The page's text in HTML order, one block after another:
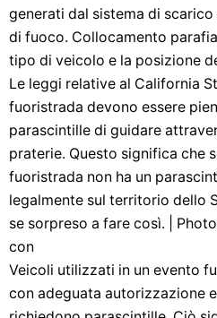
generati dal sistema di
di fuoco. Collocamento
tipo di veicolo e la posizione
Le leggi relative al California
fuoristrada devono essere
parascintille di guidare
praterie. Questo significa che
fuoristrada non ha un
legalmente sul territorio dello
se sorpreso a fare così. |
con
Veicoli utilizzati in un evento
con adeguata autorizzazione